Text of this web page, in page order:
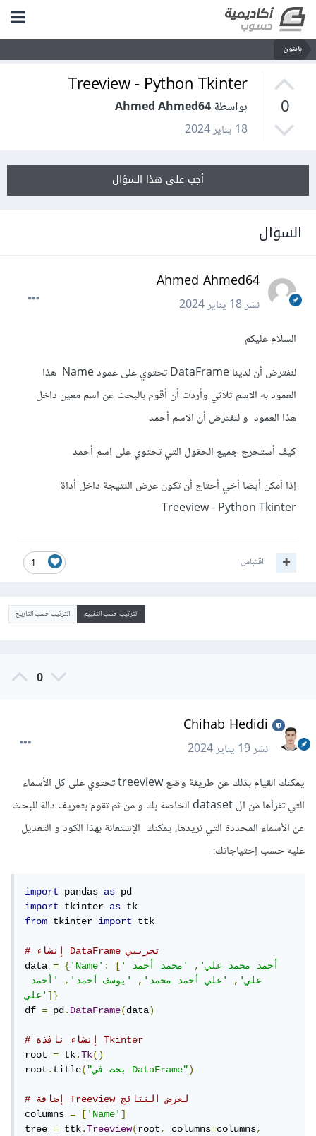
بايثون
0
Treeview - Python Tkinter
بواسطة Ahmed Ahmed64
18 يناير 2024
أجب على هذا السؤال
السؤال
Ahmed Ahmed64
نشر18 يناير 2024
السلام عليكم
لنفترض أن لدينا DataFrame تحتوي على عمود Name هذا
العمود به الاسم ثلاثي وأردت أن أقوم بالبحث عن اسم معين داخل
هذا العمود و لنفترض أن الاسم أحمد
كيف أستحرج جميع الحقول التي تحتوي على اسم أحمد
إذا أمكن أيضا أخي أحتاج أن تكون عرض النتيجة داخل أداة
Treeview - Python Tkinter
1 اقتباس
الترتيب حسب التقييم الترتيب حسب التاريخ
0
Chihab Hedidi
نشر19 يناير 2024
يمكنك القيام بذلك عن طريقة وضع treeview تحتوي على كل الأسماء
التي تقرأها من ال dataset الخاصة بك و من ثم تقوم بتعريف دالة للبحث
عن الأسماء المحددة التي تريدها، يمكنك الإستعانة بهذا الكود و التعديل
عليه حسب إحتياجاتك:
import pandas as
import
tkinter as
from tkinter import ttk
# إنشاء DataFrame تجريبي
data = {'Name': [ 'أحمد محمد علي',
'محمد أحمد
علي', 'علي أحمد محمد', 'يوسف أحمد',
'أحمد
علي']}
df = pd.DataFrame(data)
# إنشاء نافذة Tkinter
root = tk.Tk()
root.title( "بحث في DataFrame")
# إضافة Treeview لعرض النتائج
columns = ['Name']
tree = ttk.Treeview(root, columns=columns,